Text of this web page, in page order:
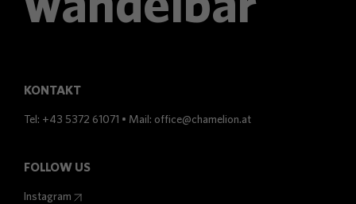
KONTAKT
Tel: +43 5372 61071 • Mail: office@chamelion.at
FOLLOW US
Instagram